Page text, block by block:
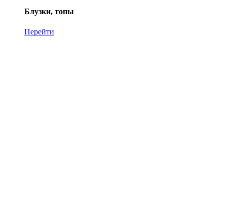
Блузки, топы
Перейти